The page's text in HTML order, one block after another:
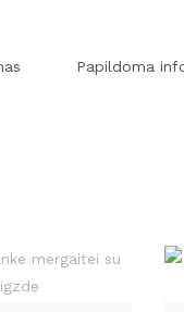
Papildoma